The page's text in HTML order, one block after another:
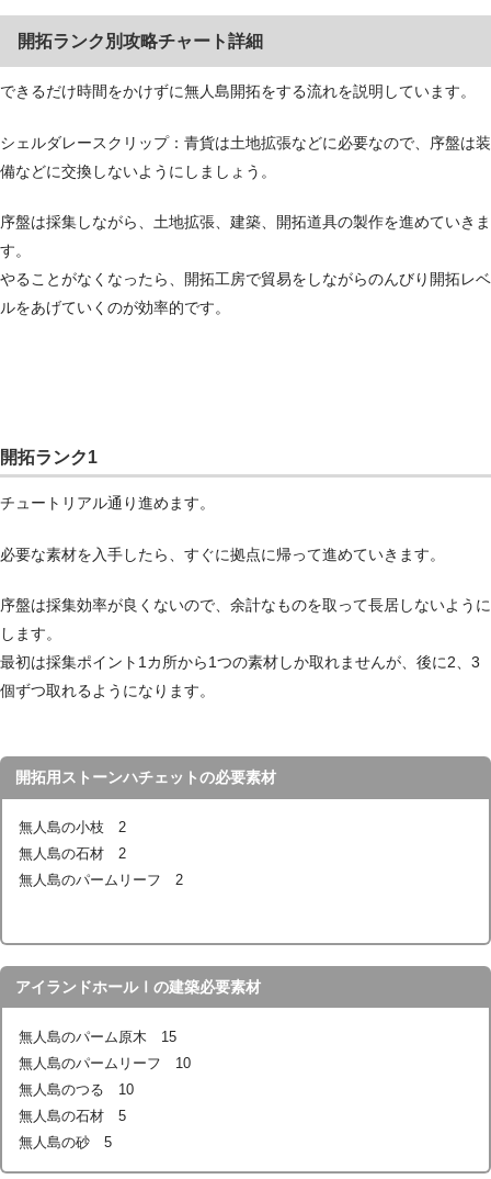
開拓ランク別攻略チャート詳細
できるだけ時間をかけずに無人島開拓をする流れを説明しています。
シェルダレースクリップ：青貨は土地拡張などに必要なので、序盤は装
備などに交換しないようにしましょう。
序盤は採集しながら、土地拡張、建築、開拓道具の製作を進めていきま
す。
やることがなくなったら、開拓工房で貿易をしながらのんびり開拓レベ
ルをあげていくのが効率的です。
開拓ランク1
チュートリアル通り進めます。
必要な素材を入手したら、すぐに拠点に帰って進めていきます。
序盤は採集効率が良くないので、余計なものを取って長居しないように
します。
最初は採集ポイント1カ所から1つの素材しか取れませんが、後に2、3
個ずつ取れるようになります。
開拓用ストーンハチェットの必要素材
無人島の小枝 2
無人島の石材 2
無人島のパームリーフ 2
アイランドホールⅠの建築必要素材
無人島のパーム原木 15
無人島のパームリーフ 10
無人島のつる 10
無人島の石材 5
無人島の砂 5